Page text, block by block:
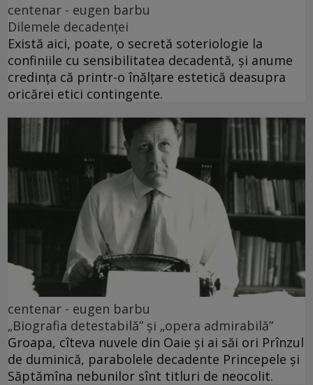
centenar - eugen barbu
Dilemele decadenței
Există aici, poate, o secretă soteriologie la
confiniile cu sensibilitatea decadentă, și anume
credința că printr-o înălțare estetică deasupra
oricărei etici contingente.
centenar - eugen barbu
„Biografia detestabilă” și „opera admirabilă”
Groapa, cîteva nuvele din Oaie și ai săi ori Prînzul
de duminică, parabolele decadente Princepele și
Săptămîna nebunilor sînt titluri de neocolit.